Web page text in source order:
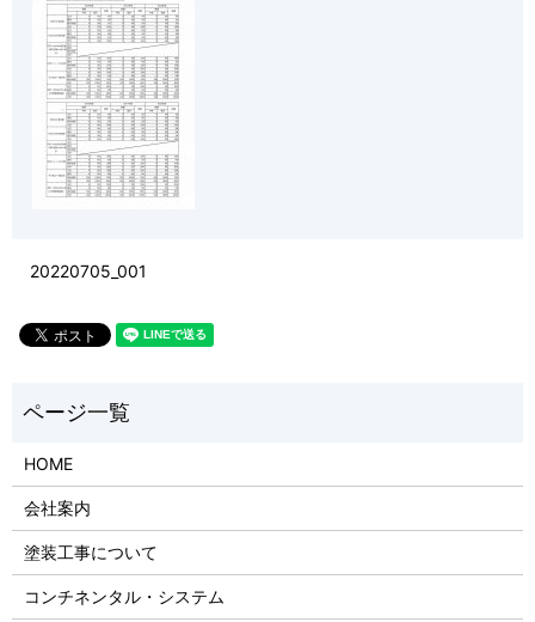
20220705_001
HOME
会社案内
塗装工事について
コンチネンタル・システム